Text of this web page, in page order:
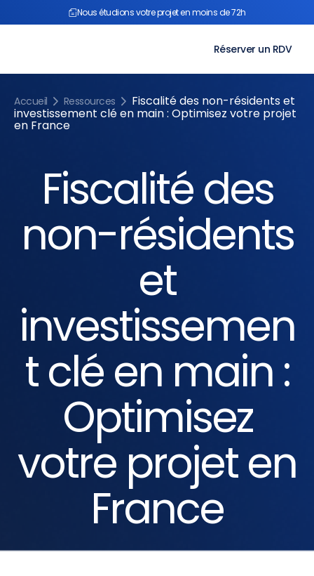
contenu
Nous étudions votre projet en moins de 72h
Réserver un RDV
Accueil Ressources Fiscalité des non-résidents et
investissement clé en main : Optimisez votre projet
en France
Fiscalité des
non-résidents
et
investissemen
t clé en main :
Optimisez
votre projet en
France